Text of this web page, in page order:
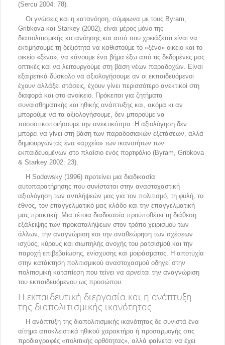
(Sercu 2004: 78).
Οι γνώσεις και η κατανόηση, σύμφωνα με τους Byram,
Gribkova και Starkey (2002), είναι μέρος μόνο της
διαπολιτισμικής κατανόησης και αυτό που χρειάζεται είναι να
εκτιμήσουμε τη δεξιότητα να καθιστούμε το «ξένο» οικείο και το
οικείο «ξένο», να κάνουμε ένα βήμα έξω από τις δεδομένες μας
οπτικές και να λειτουργούμε στη βάση νέων παραδοχών. Είναι
εξαιρετικά δύσκολο να αξιολογήσουμε αν οι εκπαιδευόμενοι
έχουν αλλάξει στάσεις, έχουν γίνει περισσότερο ανεκτικοί στη
διαφορά και στο ανοίκειο. Πρόκειται για ζητήματα
συναισθηματικής και ηθικής ανάπτυξης και, ακόμα κι αν
μπορούμε να τα αξιολογήσουμε, δεν μπορούμε να
ποσοστικοποιήσουμε την ανεκτικότητα. Η αξιολόγηση δεν
μπορεί να γίνει στη βάση των παραδοσιακών εξετάσεων, αλλά
δημιουργώντας ένα «αρχείο» των ικανοτήτων των
εκπαιδευομένων στο πλαίσιο ενός πορτφόλιο (Byram, Gribkova
& Starkey 2002: 23).
Η Sodowsky (1996) προτείνει μια διαδικασία
αυτοπαρατήρησης που συνίσταται στην αναστοχαστική
αξιολόγηση των αντιλήψεών μας για τον πολιτισμό, τη φυλή, το
έθνος, τον επαγγελματικό μας κλάδο και την επαγγελματική
μας πρακτική. Μια τέτοια διαδικασία προϋποθέτει τη διάθεση
εξάλειψης των προκαταλήψεων στον τρόπο χειρισμού των
άλλων, την αναγνώριση και την αναθεώρηση των σχέσεων
ισχύος, κύρους και σιωπηλής ανοχής του ρατσισμού και την
παροχή επιβεβαίωσης, ενίσχυσης και μοιράσματος. Η αποτυχία
στην κατάκτηση πολιτισμικού αναστοχασμού οδηγεί στην
πολιτισμική καταπίεση που τείνει να αρνείται την αναγνώριση
του εκπαιδευόμενου ως προσώπου.
Η εκπαιδευτική διεργασία και η ανάπτυξη
της διαπολιτισμικής ικανότητας
Η ανάπτυξη της διαπολιτισμικής ικανότητας δε συνιστά ένα
αίτημα αποκλειστικά ηθικού χαρακτήρα ή προσαρμογής στις
προδιαγραφές «πολιτικής ορθότητας», αλλά φαίνεται να έχει